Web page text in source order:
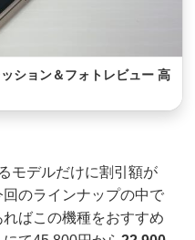
ション＆フォトレビュー 高
モデルだけに割引額が
のラインナップの中で
ばこの機種をおすすめ